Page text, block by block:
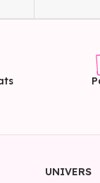
UNIVERS